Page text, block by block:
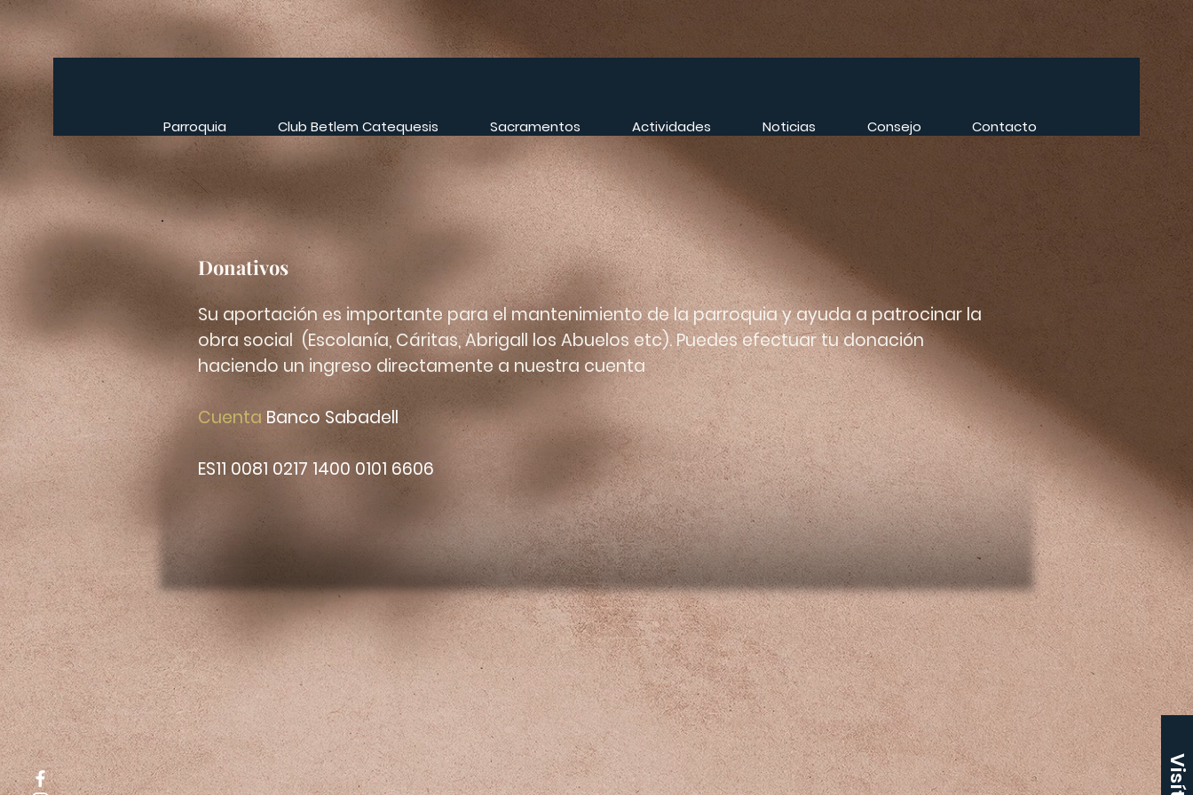
Parroquia Club Betlem Catequesis Sacramentos Actividades Noticias Consejo Contacto
Donativos
Su aportación es importante para el mantenimiento de la parroquia y ayuda a patrocinar la
obra social (Escolanía, Cáritas, Abrigall los Abuelos etc). Puedes efectuar tu donación
haciendo un ingreso directamente a nuestra cuenta
Cuenta Banco Sabadell
ES11 0081 0217 1400 0101 6606